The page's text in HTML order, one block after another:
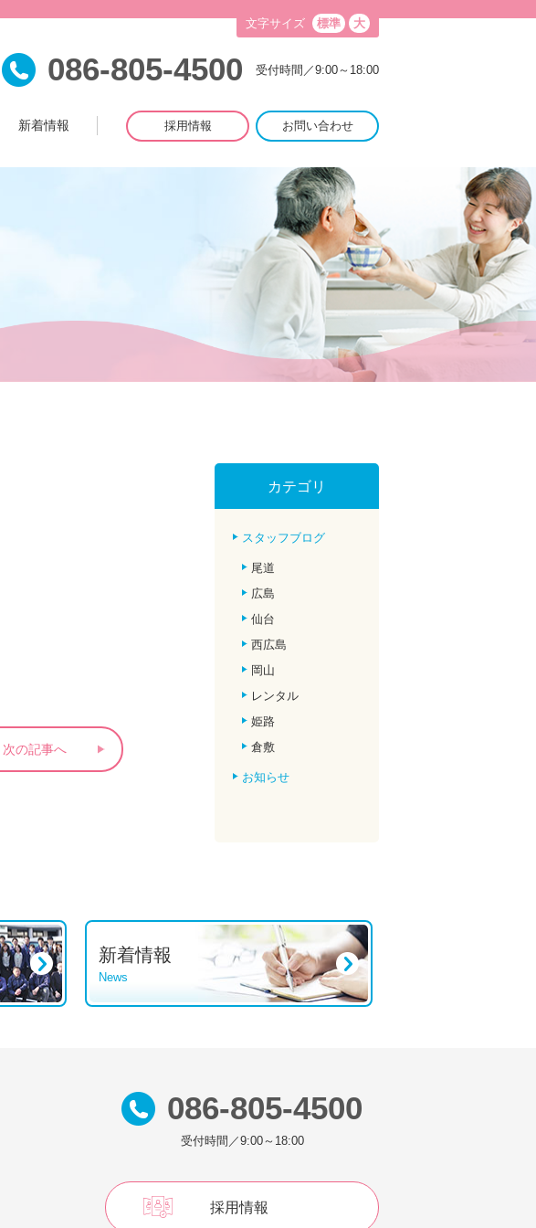
文字サイズ 標準 大
086-805-4500 受付時間／9:00～18:00
新着情報 採用情報 お問い合わせ
次の記事へ
カテゴリ
スタッフブログ
尾道
広島
仙台
西広島
岡山
レンタル
姫路
倉敷
お知らせ
新着情報
News
086-805-4500
受付時間／9:00～18:00
採用情報